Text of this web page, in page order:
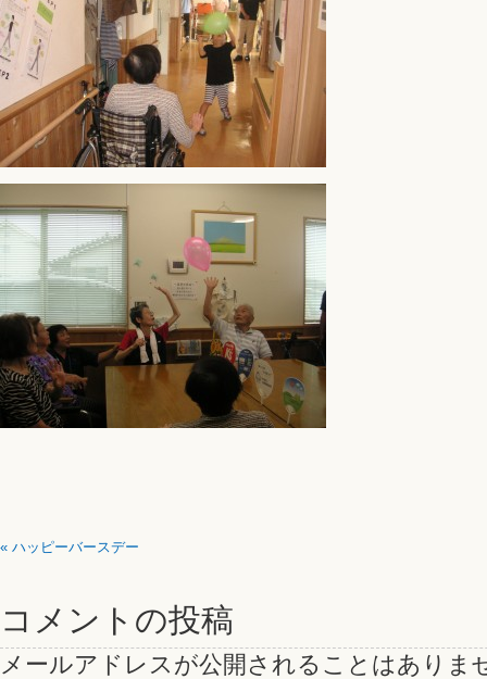
« ハッピーバースデー
コメントの投稿
メールアドレスが公開されることはありま